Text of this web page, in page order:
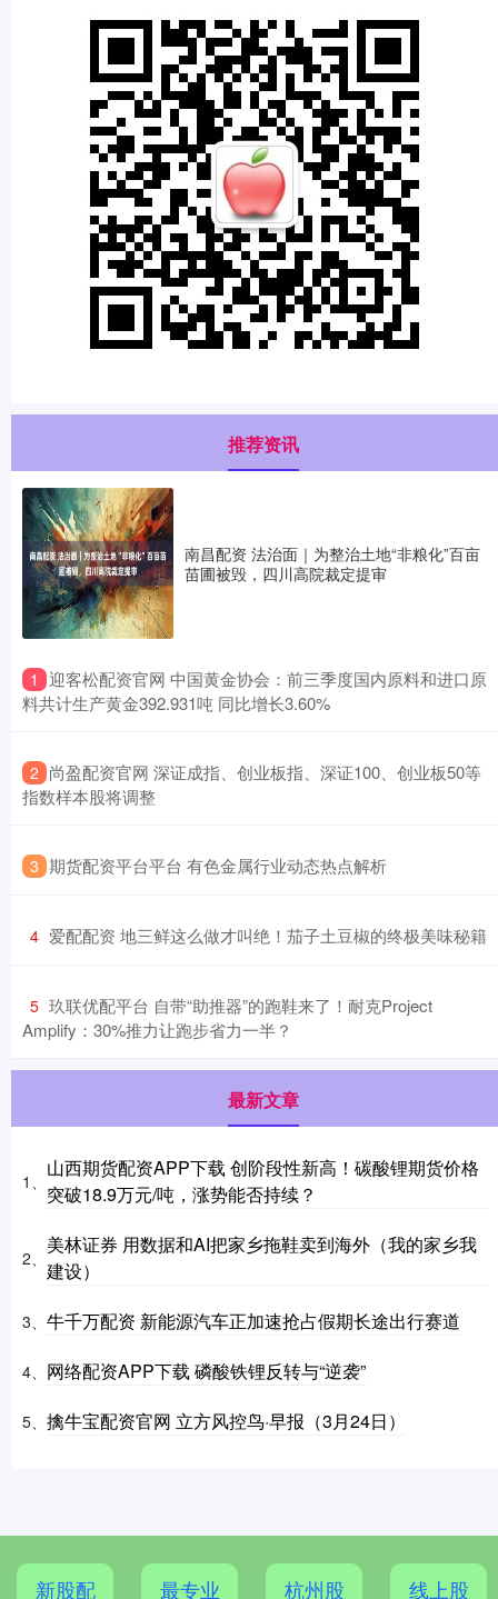
推荐资讯
南昌配资 法治面｜为整治土地“非粮化”百亩
苗圃被毁，四川高院裁定提审
1 ​迎客松配资官网 中国黄金协会：前三季度国内原料和进口原
料共计生产黄金392.931吨 同比增长3.60%
2 ​尚盈配资官网 深证成指、创业板指、深证100、创业板50等
指数样本股将调整
3 ​期货配资平台平台 有色金属行业动态热点解析
4 ​爱配配资 地三鲜这么做才叫绝！茄子土豆椒的终极美味秘籍
5 ​玖联优配平台 自带“助推器”的跑鞋来了！耐克Project
Amplify：30%推力让跑步省力一半？
最新文章
1、
山西期货配资APP下载 创阶段性新高！碳酸锂期货价格
突破18.9万元/吨，涨势能否持续？
2、
美林证券 用数据和AI把家乡拖鞋卖到海外（我的家乡我
建设）
3、 牛千万配资 新能源汽车正加速抢占假期长途出行赛道
4、 网络配资APP下载 磷酸铁锂反转与“逆袭”
5、 擒牛宝配资官网 立方风控鸟·早报（3月24日）
新股配 最专业 杭州股 线上股